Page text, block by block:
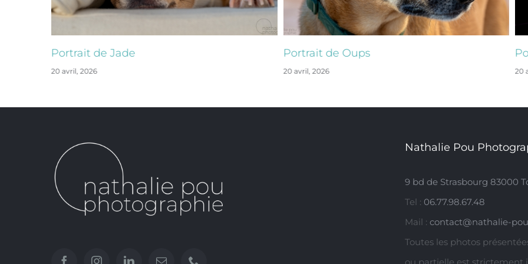
Portrait de Jade
20 avril, 2026
Portrait de Oups
20 avril, 2026 20
Nathalie Pou
9 bd de Strasbourg 83000
Tel : 06.77.98.67.48
Mail : contact@nathalie-
Toutes les photos